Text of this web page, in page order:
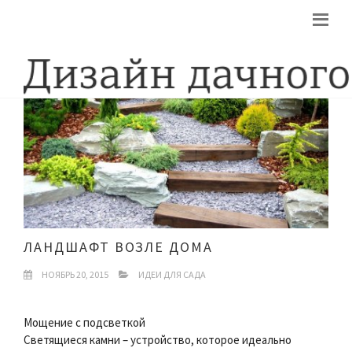
ЛАНДШАФТ ВОЗЛЕ ДОМА
НОЯБРЬ 20, 2015 ИДЕИ ДЛЯ САДА
Мощение с подсветкой
Светящиеся камни – устройство, которое идеально